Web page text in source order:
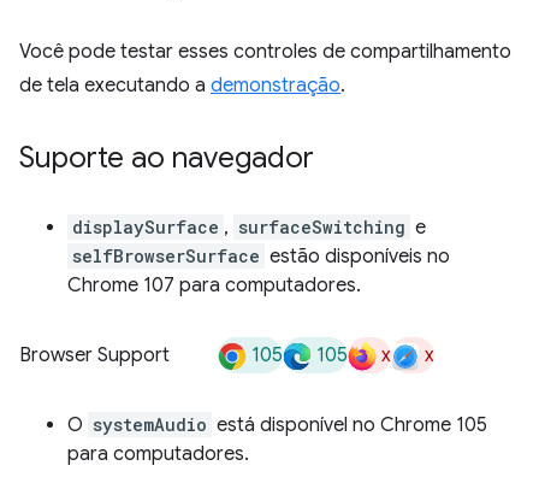
Você pode testar esses controles de compartilhamento
de tela executando a demonstração.
Suporte ao navegador
displaySurface , surfaceSwitching e
selfBrowserSurface estão disponíveis no
Chrome 107 para computadores.
Browser Support 105 105 x x
O systemAudio está disponível no Chrome 105
para computadores.